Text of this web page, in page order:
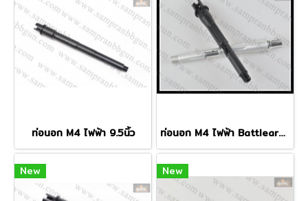
ท่อนอก M4 ไฟฟ้า 9.5นิ้ว ท่อนอก M4 ไฟฟ้า Battlearms 10.5 นิ้ว
New New